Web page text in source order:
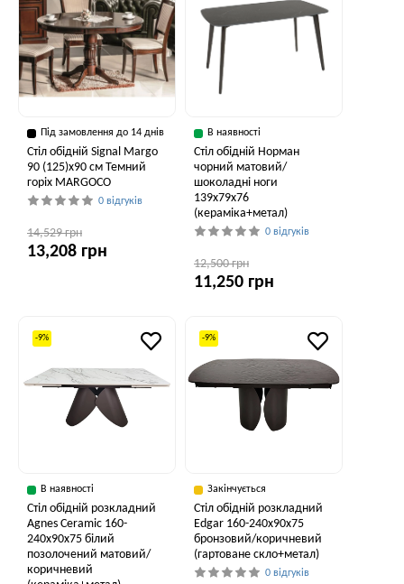
Під замовлення до 14 днів
Стіл обідній Signal Margo
90 (125)x90 см Темний
горіх MARGOCO
0 відгуків
14,529 грн
13,208 грн
В наявності
Стіл обідній Норман
чорний матовий/
шоколадні ноги
139x79x76
(кераміка+метал)
0 відгуків
12,500 грн
11,250 грн
-9%
В наявності
Стіл обідній розкладний
Agnes Ceramic 160-
240x90x75 білий
позолочений матовий/
коричневий
-9%
Закінчується
Стіл обідній розкладний
Edgar 160-240x90x75
бронзовий/коричневий
(гартоване скло+метал)
0 відгуків